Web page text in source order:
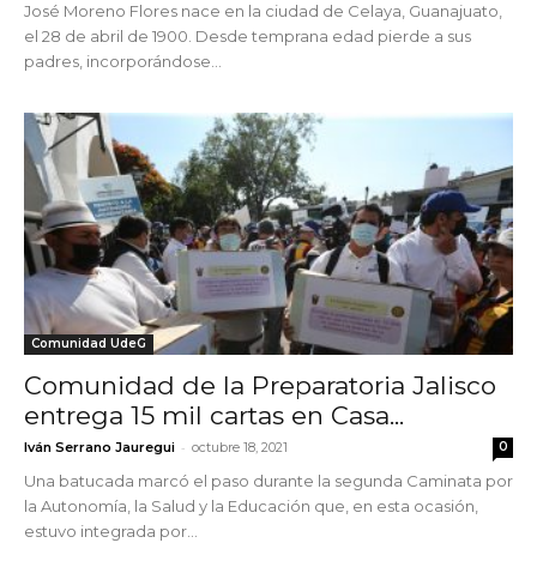
José Moreno Flores nace en la ciudad de Celaya, Guanajuato,
el 28 de abril de 1900. Desde temprana edad pierde a sus
padres, incorporándose...
Comunidad UdeG
Comunidad de la Preparatoria Jalisco
entrega 15 mil cartas en Casa...
Iván Serrano Jauregui - octubre 18, 2021 0
Una batucada marcó el paso durante la segunda Caminata por
la Autonomía, la Salud y la Educación que, en esta ocasión,
estuvo integrada por...